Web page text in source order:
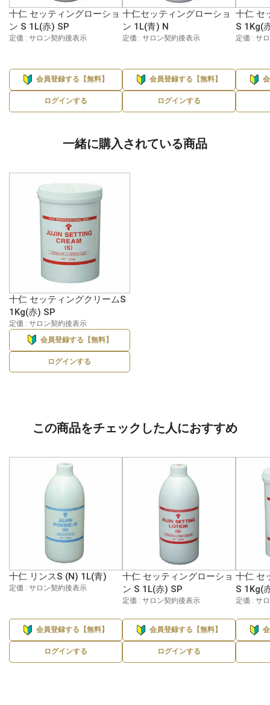
十仁 セッティングローショ
ン S 1L(赤) SP
定価 : サロン契約後表示
会員登録する【無料】
ログインする
十仁セッティングローショ
ン 1L(青) N
定価 : サロン契約後表示
会員登録する【無料】
ログインする
十仁 セ
S 1Kg(
定価 : サ
一緒に購入されている商品
十仁 セッティングクリームS
1Kg(赤) SP
定価 : サロン契約後表示
会員登録する【無料】
ログインする
この商品をチェックした人におすすめ
十仁 リンスS (N) 1L(青)
定価 : サロン契約後表示
会員登録する【無料】
ログインする
十仁 セッティングローショ
ン S 1L(赤) SP
定価 : サロン契約後表示
会員登録する【無料】
ログインする
十仁 セ
S 1Kg(
定価 : サ